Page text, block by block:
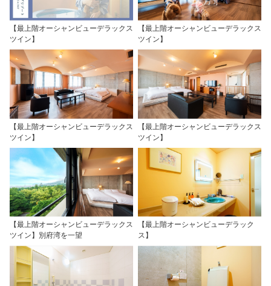
【最上階オーシャンビューデラックス
ツイン】
【最上階オーシャンビューデラックス
ツイン】
【最上階オーシャンビューデラックス
ツイン】
【最上階オーシャンビューデラックス
ツイン】
【最上階オーシャンビューデラックス
ツイン】別府湾を一望
【最上階オーシャンビューデラック
ス】